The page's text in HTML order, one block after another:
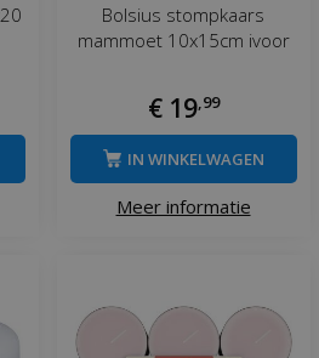
Bolsius stompkaars
mammoet 10x15cm ivoor
€ 19, 99
Meer informatie
IN WINKELWAGEN